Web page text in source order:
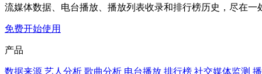
流媒体数据、电台播放、播放列表收录和排行榜历史，尽在一
免费开始使用
产品
数据来源 艺人分析 歌曲分析 电台播放 排行榜 社交媒体监测